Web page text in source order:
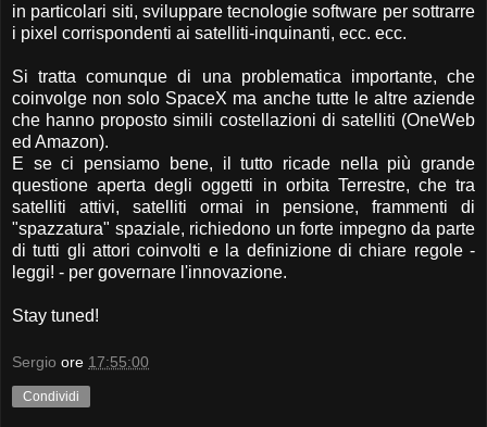
in particolari siti, sviluppare tecnologie software per sottrarre
i pixel corrispondenti ai satelliti-inquinanti, ecc. ecc.
Si tratta comunque di una problematica importante, che
coinvolge non solo SpaceX ma anche tutte le altre aziende
che hanno proposto simili costellazioni di satelliti (OneWeb
ed Amazon).
E se ci pensiamo bene, il tutto ricade nella più grande
questione aperta degli oggetti in orbita Terrestre, che tra
satelliti attivi, satelliti ormai in pensione, frammenti di
"spazzatura" spaziale, richiedono un forte impegno da parte
di tutti gli attori coinvolti e la definizione di chiare regole -
leggi! - per governare l'innovazione.
Stay tuned!
Sergio ore 17:55:00
Condividi